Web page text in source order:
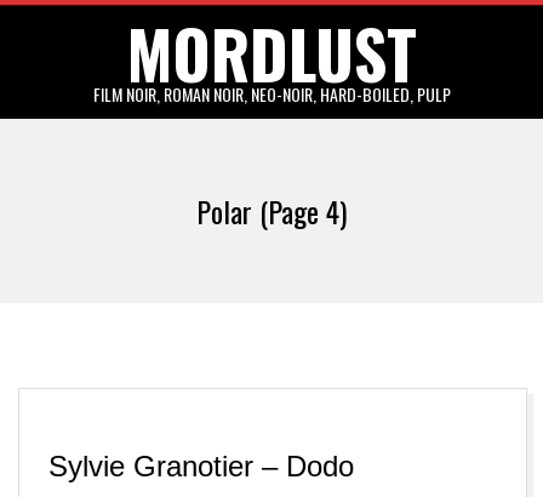
MORDLUST
FILM NOIR, ROMAN NOIR, NEO-NOIR, HARD-BOILED, PULP
Polar (Page 4)
Sylvie Granotier – Dodo